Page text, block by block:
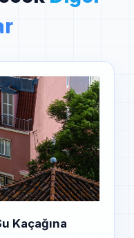
Kaçağına